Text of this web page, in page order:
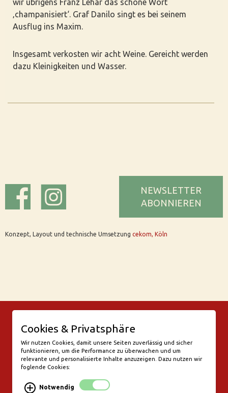
‚champanisiert‘. Graf Danilo singt es bei seinem
Ausflug ins Maxim.
Insgesamt verkosten wir acht Weine. Gereicht werden
dazu Kleinigkeiten und Wasser.
Konzept, Layout und technische Umsetzung cekom, Köln
NEWSLETTER
ABONNIEREN
Friesenwall 58
50672 Köln
valentine@bar-rix.de
Di + Mi Weinproben
Do 17:00-23:00
Cookies & Privatsphäre
Wir nutzen Cookies, damit unsere Seiten zuverlässig und sicher
funktionieren, um die Performance zu überwachen und um
relevante und personalisierte Inhalte anzuzeigen. Dazu nutzen wir
foglende Cookies:
Notwendig